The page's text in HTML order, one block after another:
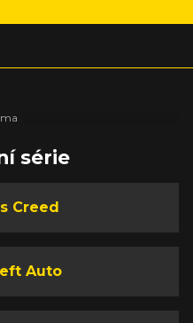
série
Creed
Auto